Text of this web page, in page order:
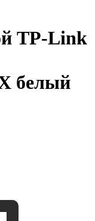
TP-Link
белый